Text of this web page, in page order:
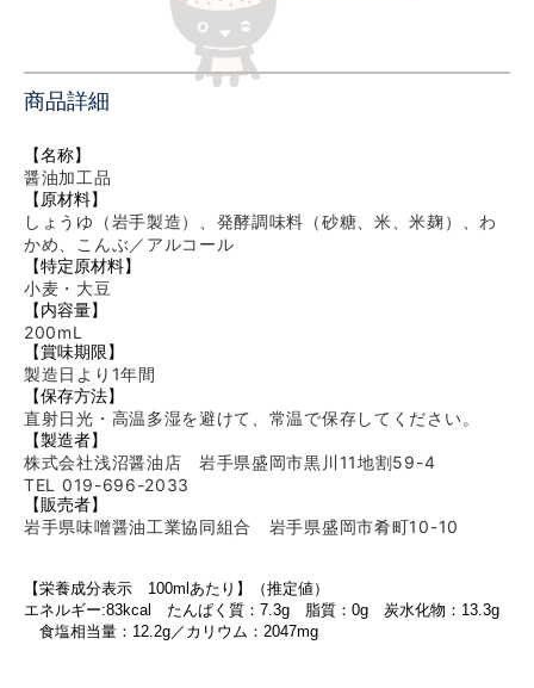
商品詳細
【名称】
醤油加工品
【原材料】
しょうゆ（岩手製造）、発酵調味料（砂糖、米、米麹）、わ
かめ、こんぶ／アルコール
【特定原材料】
小麦・大豆
【内容量】
200mL
【賞味期限】
製造日より1年間
【保存方法】
直射日光・高温多湿を避けて、常温で保存してください。
【製造者】
株式会社浅沼醤油店 岩手県盛岡市黒川11地割59-4
TEL 019-696-2033
【販売者】
岩手県味噌醤油工業協同組合 岩手県盛岡市肴町10-10
【栄養成分表示 100mlあたり】（推定値）
エネルギー:83kcal たんぱく質：7.3g 脂質：0g 炭水化物：13.3g
食塩相当量：12.2g／カリウム：2047mg